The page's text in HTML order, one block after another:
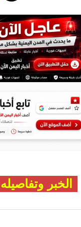
الخبر